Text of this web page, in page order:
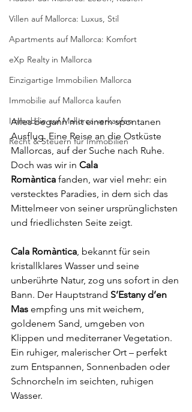
Villen auf Mallorca: Luxus, Stil
Apartments auf Mallorca: Komfort
eXp Realty in Mallorca
Einzigartige Immobilien Mallorca
Immobilie auf Mallorca kaufen
Immobilie auf Mallorca verkaufen
Recht & Steuern für Immobilien
Alles begann mit einem spontanen
Ausflug. Eine Reise an die Ostküste
Mallorcas, auf der Suche nach Ruhe.
Doch was wir in Cala
Romàntica fanden, war viel mehr: ein
verstecktes Paradies, in dem sich das
Mittelmeer von seiner ursprünglichsten
und friedlichsten Seite zeigt.
Cala Romàntica, bekannt für sein
kristallklares Wasser und seine
unberührte Natur, zog uns sofort in den
Bann. Der Hauptstrand S’Estany d’en
Mas empfing uns mit weichem,
goldenem Sand, umgeben von
Klippen und mediterraner Vegetation.
Ein ruhiger, malerischer Ort – perfekt
zum Entspannen, Sonnenbaden oder
Schnorcheln im seichten, ruhigen
Wasser.